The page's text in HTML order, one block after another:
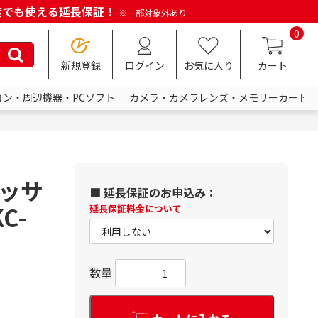
も使える延長保証！ ※一部対象外あり
新規登録 ログイン お気に入り
0
カート
ン・周辺機器・PCソフト
カメラ・カメラレンズ・メモリーカード
サ
■ 延長保証のお申込み：
延長保証料金について
数量